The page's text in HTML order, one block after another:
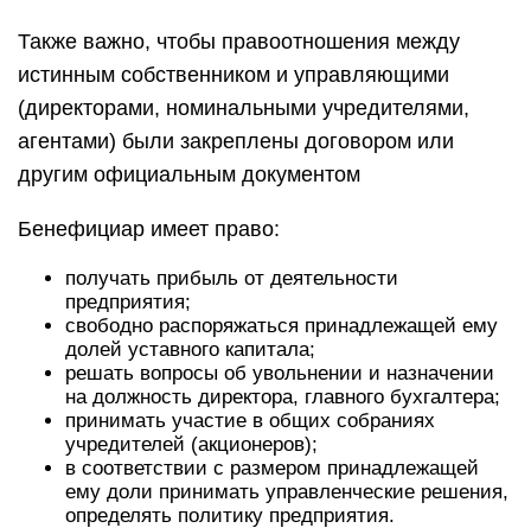
Также важно, чтобы правоотношения между
истинным собственником и управляющими
(директорами, номинальными учредителями,
агентами) были закреплены договором или
другим официальным документом
Бенефициар имеет право:
получать прибыль от деятельности
предприятия;
свободно распоряжаться принадлежащей ему
долей уставного капитала;
решать вопросы об увольнении и назначении
на должность директора, главного бухгалтера;
принимать участие в общих собраниях
учредителей (акционеров);
в соответствии с размером принадлежащей
ему доли принимать управленческие решения,
определять политику предприятия.